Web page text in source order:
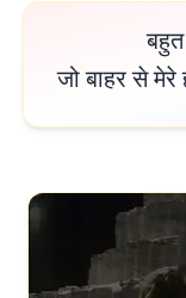
बहुत हंसी आती है उन लोगों पर
जो बाहर से